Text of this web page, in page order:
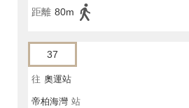
距離 80m
37
往 奧運站
帝柏海灣 站